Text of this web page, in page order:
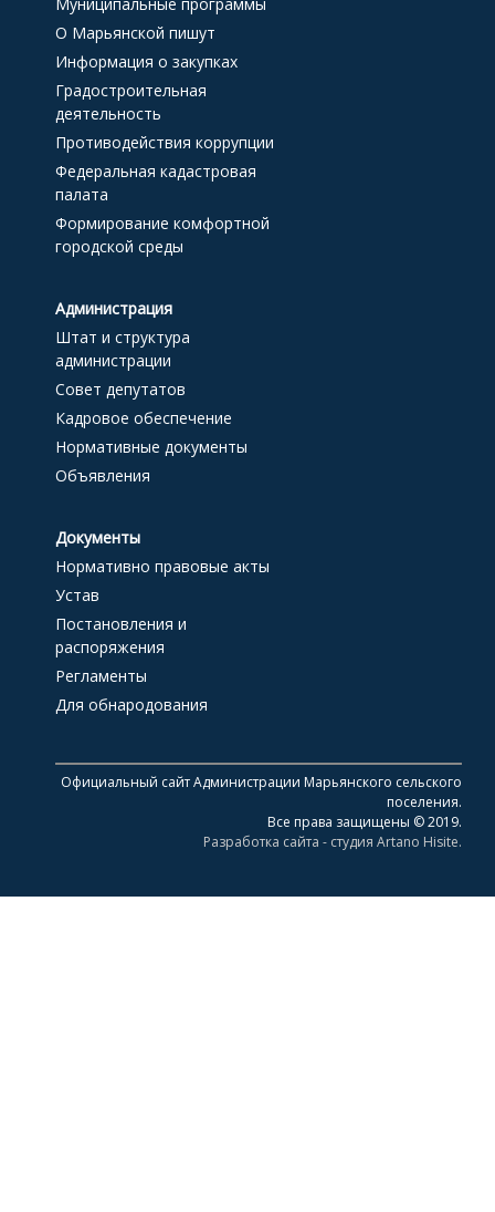
Муниципальные программы
О Марьянской пишут
Информация о закупках
Градостроительная
деятельность
Противодействия коррупции
Федеральная кадастровая
палата
Формирование комфортной
городской среды
Администрация
Штат и структура
администрации
Совет депутатов
Кадровое обеспечение
Нормативные документы
Объявления
Документы
Нормативно правовые акты
Устав
Постановления и
распоряжения
Регламенты
Для обнародования
Официальный сайт Администрации Марьянского сельского
поселения.
Все права защищены © 2019.
Разработка сайта - студия Artano Hisite.